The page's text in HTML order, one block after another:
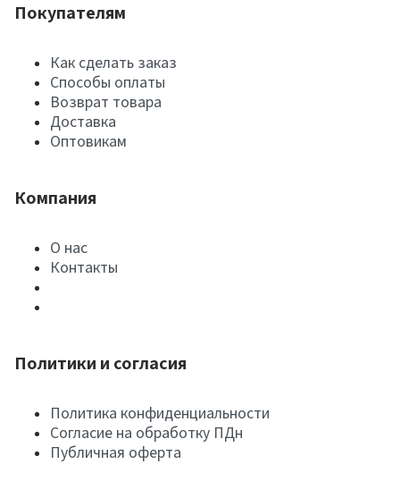
Покупателям
Как сделать заказ
Способы оплаты
Возврат товара
Доставка
Оптовикам
Компания
О нас
Контакты
Политики и согласия
Политика конфиденциальности
Согласие на обработку ПДн
Публичная оферта